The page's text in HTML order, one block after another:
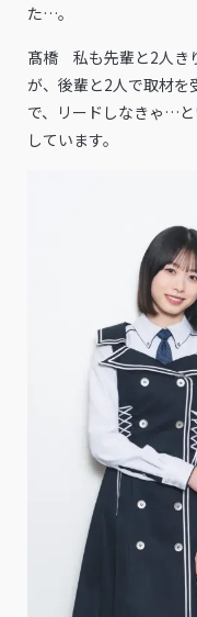
た…。
髙橋 私も先輩と2人き
が、後輩と2人で取材を
で、リードしなきゃ…
しています。